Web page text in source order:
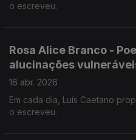
o escreveu.
Rosa Alice Branco -
alucinações
16 abr. 2026
Em cada dia, Luís Caetano
o escreveu.